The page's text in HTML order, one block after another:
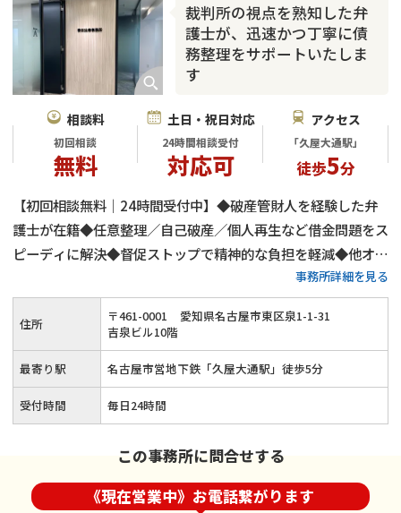
裁判所の視点を熟知した弁
護士が、迅速かつ丁寧に債
務整理をサポートいたしま
す
相談料
初回相談
無料
土日・祝日対応
24時間相談受付
対応可
アクセス
「久屋大通駅」
徒歩5分
【初回相談無料｜24時間受付中】◆破産管財人を経験した弁
護士が在籍◆任意整理／自己破産／個人再生など借金問題をス
ピーディに解決◆督促ストップで精神的な負担を軽減◆他オフ
ィスとの連携でよりよい解決へ◎≪土日祝日のご相談／オンラ
イン相談も対応≫
事務所詳細を見る
住所 〒461-0001
愛知県名古屋市東区泉1-1-31
吉泉ビル10階
最寄り駅 名古屋市営地下鉄「久屋大通駅」徒歩5分
受付時間 毎日24時間
この事務所に問合せする
《現在営業中》お電話繋がります